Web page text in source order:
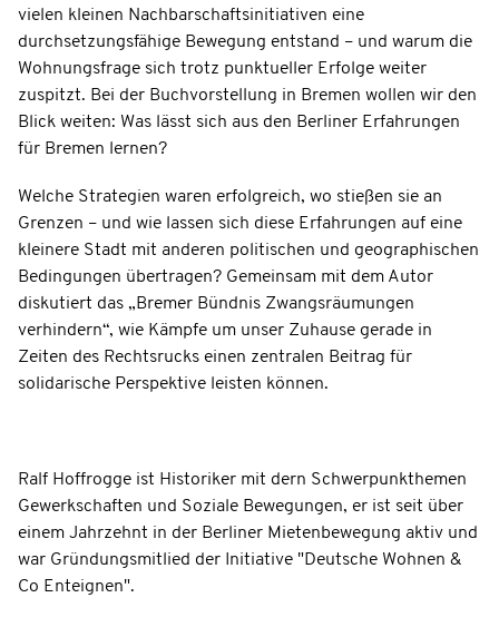
vielen kleinen Nachbarschaftsinitiativen eine
durchsetzungsfähige Bewegung entstand – und warum die
Wohnungsfrage sich trotz punktueller Erfolge weiter
zuspitzt. Bei der Buchvorstellung in Bremen wollen wir den
Blick weiten: Was lässt sich aus den Berliner Erfahrungen
für Bremen lernen?
Welche Strategien waren erfolgreich, wo stießen sie an
Grenzen – und wie lassen sich diese Erfahrungen auf eine
kleinere Stadt mit anderen politischen und geographischen
Bedingungen übertragen? Gemeinsam mit dem Autor
diskutiert das „Bremer Bündnis Zwangsräumungen
verhindern“, wie Kämpfe um unser Zuhause gerade in
Zeiten des Rechtsrucks einen zentralen Beitrag für
solidarische Perspektive leisten können.
Ralf Hoffrogge ist Historiker mit dern Schwerpunkthemen
Gewerkschaften und Soziale Bewegungen, er ist seit über
einem Jahrzehnt in der Berliner Mietenbewegung aktiv und
war Gründungsmitlied der Initiative "Deutsche Wohnen &
Co Enteignen".